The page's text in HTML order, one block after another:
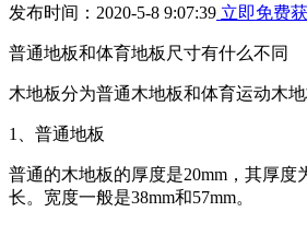
发布时间：2020-5-8 9:07:39 立即免费
普通地板和体育地板尺寸有什么不同
木地板分为普通木地板和体育运动木
1、普通地板
普通的木地板的厚度是20mm，其厚
长。宽度一般是38mm和57mm。